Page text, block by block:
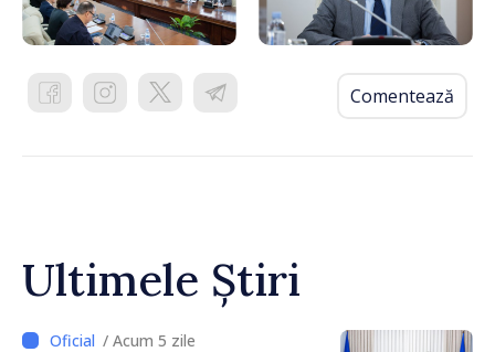
Comentează
Ultimele Știri
/ Acum 5 zile